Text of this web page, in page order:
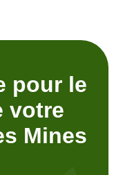
pour le
votre
Mines